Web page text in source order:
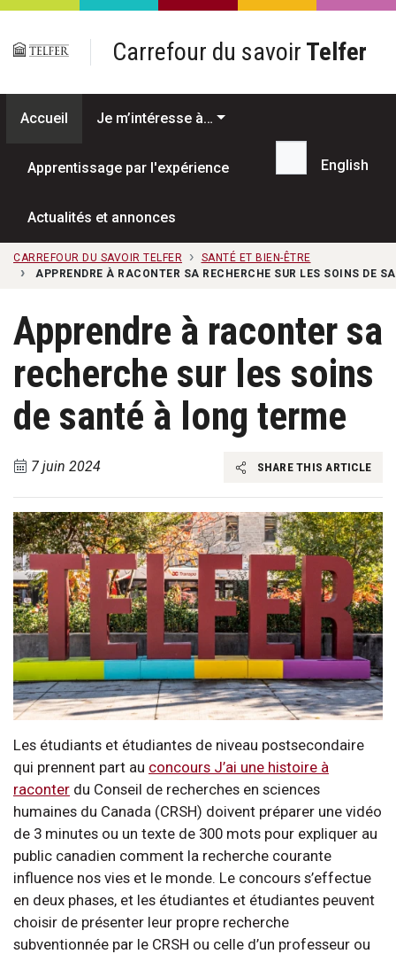
Passer au contenu principal
Carrefour du savoir Telfer
Accueil Je m’intéresse à…
Apprentissage par l'expérience
Actualités et annonces
Recherche...
English
CARREFOUR DU SAVOIR TELFER
SANTÉ ET BIEN-ÊTRE
APPRENDRE À RACONTER SA RECHERCHE SUR LES SOINS DE
Apprendre à raconter sa
recherche sur les soins
de santé à long terme
7 juin 2024 SHARE THIS ARTICLE
Les étudiants et étudiantes de niveau postsecondaire
qui prennent part au concours J’ai une histoire à
raconter du Conseil de recherches en sciences
humaines du Canada (CRSH) doivent préparer une vidéo
de 3 minutes ou un texte de 300 mots pour expliquer au
public canadien comment la recherche courante
influence nos vies et le monde. Le concours s’effectue
en deux phases, et les étudiantes et étudiantes peuvent
choisir de présenter leur propre recherche
subventionnée par le CRSH ou celle d’un professeur ou